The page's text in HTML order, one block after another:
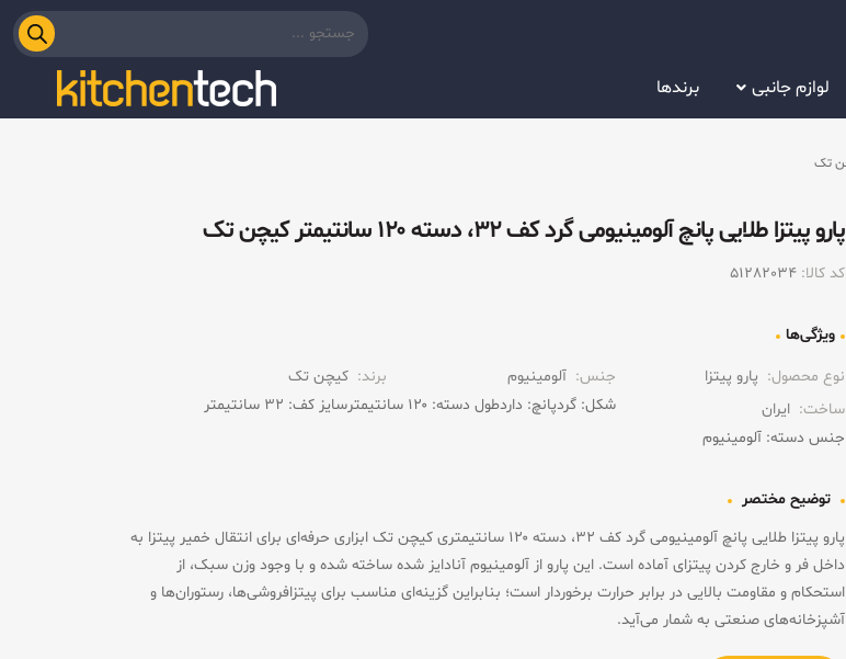
لوازم جانبی برندها
پارو پیتزا طلایی پانچ آلومینیومی گرد کف ۳۲، دسته ۱۲۰ سانتیمتر کیچن تک
پارو پیتزا طلایی پانچ آلومینیومی گرد کف ۳۲، دسته ۱۲۰ سانتیمتری کیچن تک ابزاری حرفه‌ای برای انتقال خمیر پیتزا به
داخل فر و خارج کردن پیتزای آماده است. این پارو از آلومینیوم آنادایز شده ساخته شده و با وجود وزن سبک، از
استحکام و مقاومت بالایی در برابر حرارت برخوردار است؛ بنابراین گزینه‌ای مناسب برای پیتزافروشی‌ها، رستوران‌ها و
آشپزخانه‌های صنعتی به شمار می‌آید.
کد کالا: 51282034
ویژگی‌ها
نوع محصول: پارو پیتزا جنس: آلومینیوم برند: کیچن تک
ساخت: ایران شکل: گردپانچ: داردطول دسته: ۱۲۰ سانتیمتر
سایز کف: ۳۲ سانتیمتر
جنس دسته: آلومینیوم
توضیح مختصر